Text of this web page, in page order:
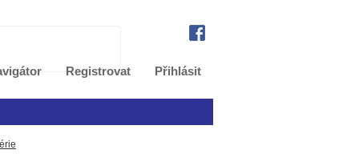
Registrovat Přihlásit